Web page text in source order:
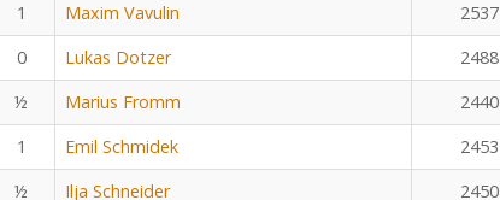
1 Maxim Vavulin 2537
0 Lukas Dotzer 2488
½ Marius Fromm 2440
1 Emil Schmidek 2453
½ Ilja Schneider 2450